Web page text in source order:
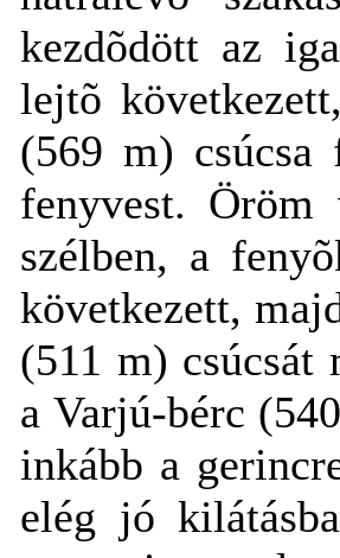
kezdõdött az
lejtõ
(569 m) csúcsa
fenyvest.
szélben, a
következett,
(511 m)
a Varjú-bérc
inkább a
elég jó